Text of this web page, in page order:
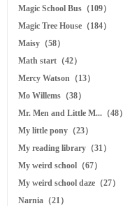
Magic School Bus（109）
Magic Tree House（184）
Maisy（58）
Math start（42）
Mercy Watson（13）
Mo Willems（38）
Mr. Men and Little M...（48）
My little pony（23）
My reading library（31）
My weird school（67）
My weird school daze（27）
Narnia（21）